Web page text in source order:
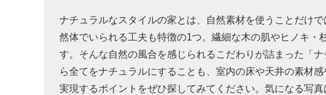
ナチュラルなスタイルの家とは、自然素材を使うことだけ
然体でいられる工夫も特徴の1つ。繊細な木の肌やヒノキ
す。そんな自然の風合を感じられるこだわりが詰まった「
ら全てをナチュラルにすることも、室内の床や天井の素材
実現するポイントをぜひ探してみてください。気になる写